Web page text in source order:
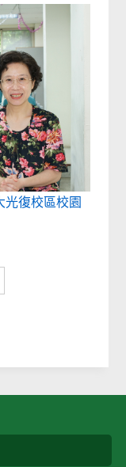
光復校區校園